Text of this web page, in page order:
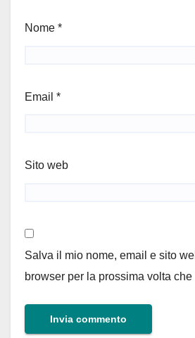
Nome *
Email *
Sito web
Salva il mio nome, email e sito
browser per la prossima volta che